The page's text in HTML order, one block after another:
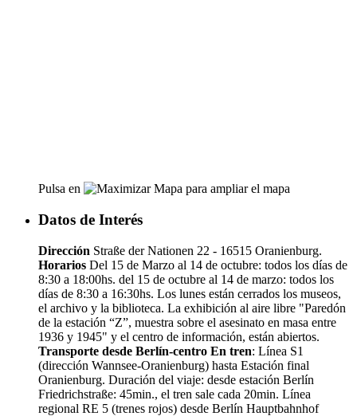
Pulsa en para ampliar el mapa
Datos de Interés
Dirección Straße der Nationen 22 - 16515 Oranienburg.
Horarios Del 15 de Marzo al 14 de octubre: todos los días de
8:30 a 18:00hs. del 15 de octubre al 14 de marzo: todos los
días de 8:30 a 16:30hs. Los lunes están cerrados los museos,
el archivo y la biblioteca. La exhibición al aire libre "Paredón
de la estación “Z”, muestra sobre el asesinato en masa entre
1936 y 1945" y el centro de información, están abiertos.
Transporte desde Berlín-centro En tren: Línea S1
(dirección Wannsee-Oranienburg) hasta Estación final
Oranienburg. Duración del viaje: desde estación Berlín
Friedrichstraße: 45min., el tren sale cada 20min. Línea
regional RE 5 (trenes rojos) desde Berlín Hauptbahnhof